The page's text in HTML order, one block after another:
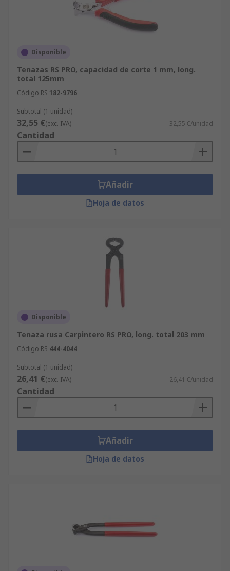
Disponible
Tenazas RS PRO, capacidad de corte 1 mm, long.
total 125mm
Código RS 182-9796
Subtotal (1 unidad)
32,55 €(exc. IVA) 32,55 €/unidad
Cantidad
Añadir
Hoja de datos
Disponible
Tenaza rusa Carpintero RS PRO, long. total 203 mm
Código RS 444-4044
Subtotal (1 unidad)
26,41 €(exc. IVA) 26,41 €/unidad
Cantidad
Añadir
Hoja de datos